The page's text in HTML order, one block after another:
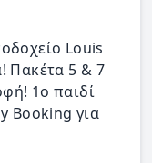
Louis
Πακέτα 5 & 7
1ο παιδί
Booking για